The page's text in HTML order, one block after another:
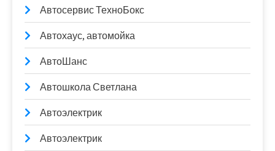
Автосервис ТехноБокс
Автохаус, автомойка
АвтоШанс
Автошкола Светлана
Автоэлектрик
Автоэлектрик